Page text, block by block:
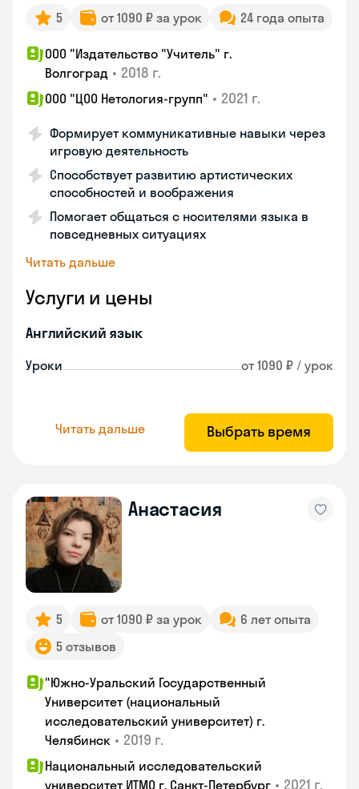
5 от 1090 ₽ за урок 24 года опыта
ООО "Издательство "Учитель" г.
Волгоград • 2018 г.
ООО "ЦОО Нетология-групп" • 2021 г.
Формирует коммуникативные навыки через
игровую деятельность
Способствует развитию артистических
способностей и воображения
Помогает общаться с носителями языка в
повседневных ситуациях
Читать дальше
Услуги и цены
Английский язык
Уроки от 1090 ₽ / урок
Читать дальше Выбрать время
Анастасия
5 от 1090 ₽ за урок
6 лет опыта
5 отзывов
"Южно-Уральский Государственный
Университет (национальный
исследовательский университет) г.
Челябинск • 2019 г.
Национальный исследовательский
университет ИТМО г. Санкт-Петербург • 2021 г.